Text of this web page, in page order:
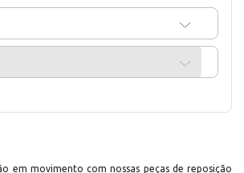
em movimento com nossas peças de reposição